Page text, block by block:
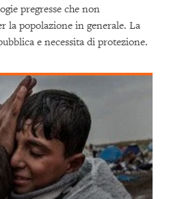
pregresse che non
la popolazione in generale. La
e necessita di protezione.